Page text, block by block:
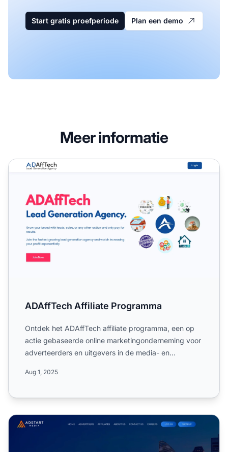
Start gratis proefperiode Plan een demo
Meer informatie
ADAffTech Affiliate Programma
ADAffTech Affiliate Programma
Ontdek het ADAffTech affiliate programma, een op
actie gebaseerde online marketingonderneming voor
adverteerders en uitgevers in de media- en
Aug 1, 2025
Adstart Media Affiliate Programma